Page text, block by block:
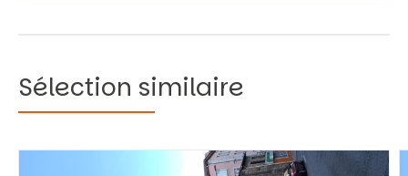
Sélection similaire